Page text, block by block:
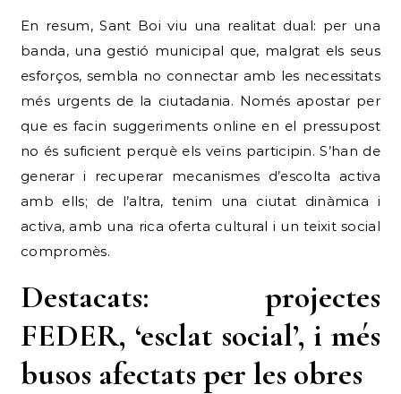
En resum, Sant Boi viu una realitat dual: per una
banda, una gestió municipal que, malgrat els seus
esforços, sembla no connectar amb les necessitats
més urgents de la ciutadania. Només apostar per
que es facin suggeriments online en el pressupost
no és suficient perquè els veïns participin. S’han de
generar i recuperar mecanismes d’escolta activa
amb ells; de l’altra, tenim una ciutat dinàmica i
activa, amb una rica oferta cultural i un teixit social
compromès.
Destacats: projectes
FEDER, ‘esclat social’, i més
busos afectats per les obres